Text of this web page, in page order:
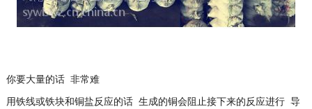
你要大量的话 非常难
用铁线或铁块和铜盐反应的话 生成的铜会阻止接下来的反应进行 导